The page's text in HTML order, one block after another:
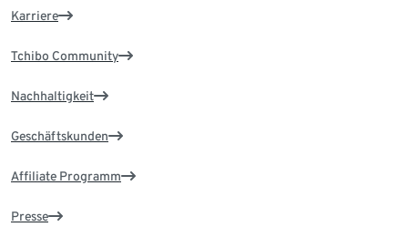
Karriere
Tchibo Community
Nachhaltigkeit
Geschäftskunden
Affiliate Programm
Presse